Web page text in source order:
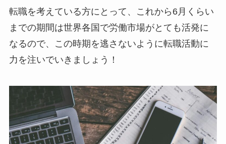
転職を考えている方にとって、これから6月くらい
までの期間は世界各国で労働市場がとても活発に
なるので、この時期を逃さないように転職活動に
力を注いでいきましょう！